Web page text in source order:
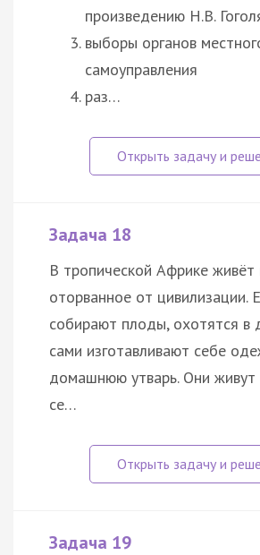
произведению Н.В.
выборы органов
самоуправления
раз…
Задача 18
В тропической Африке живёт
оторванное от цивилизации.
собирают плоды, охотятся в
сами изготавливают себе
домашнюю утварь. Они
се…
Задача 19